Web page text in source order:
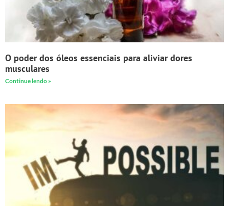
O poder dos óleos essenciais para aliviar dores
musculares
Continue lendo »